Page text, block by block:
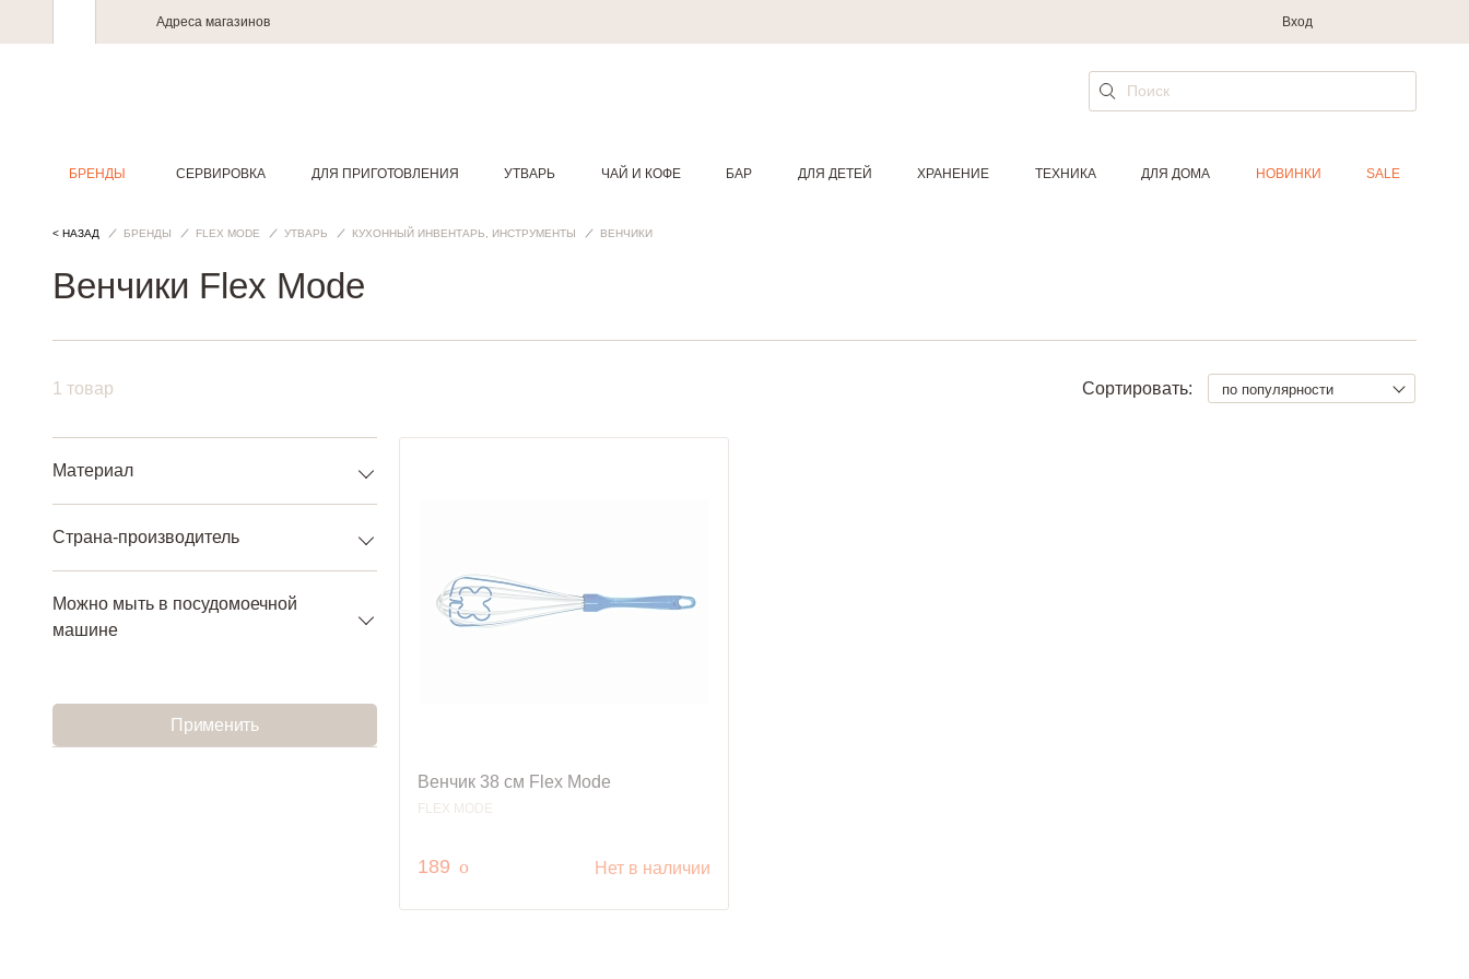
Адреса магазинов Вход
БРЕНДЫ СЕРВИРОВКА ДЛЯ ПРИГОТОВЛЕНИЯ УТВАРЬ ЧАЙ И КОФЕ БАР ДЛЯ ДЕТЕЙ ХРАНЕНИЕ ТЕХНИКА ДЛЯ ДОМА НОВИНКИ SALE
< НАЗАД БРЕНДЫ FLEX MODE УТВАРЬ КУХОННЫЙ ИНВЕНТАРЬ, ИНСТРУМЕНТЫ ВЕНЧИКИ
Венчики Flex Mode
1 товар Сортировать: по популярности
Материал
Страна-производитель
Можно мыть в посудомоечной
машине
Применить
Венчик 38 см Flex Mode
FLEX MODE
189 руб.
o Нет в наличии